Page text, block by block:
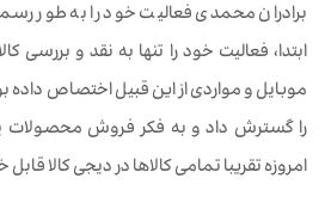
برادران محمدی فعالیت خود را به طور
ابتدا، فعالیت خود را تنها به نقد و بررسی
موبایل و مواردی از این قبیل اختصاص داده
را گسترش داد و به فکر فروش محصولات
امروزه تقریبا تمامی کالاها در دیجی‌ کالا